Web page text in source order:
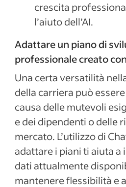
crescita
l’aiuto dell’AI.
Adattare un piano di
professionale creato con
Una certa versatilità
della carriera può
causa delle mutevoli
e dei dipendenti o delle
mercato. L’utilizzo di
adattare i piani ti aiuta
dati attualmente
mantenere flessibilità e